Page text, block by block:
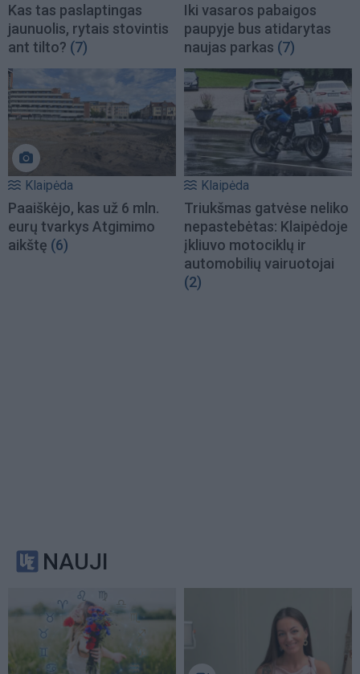
Kas tas paslaptingas
jaunuolis, rytais stovintis
ant tilto? (7)
Iki vasaros pabaigos
paupyje bus atidarytas
naujas parkas (7)
Klaipėda
Paaiškėjo, kas už 6 mln.
eurų tvarkys Atgimimo
aikštę (6)
Klaipėda
Triukšmas gatvėse neliko
nepastebėtas: Klaipėdoje
įkliuvo motociklų ir
automobilių vairuotojai
(2)
NAUJI